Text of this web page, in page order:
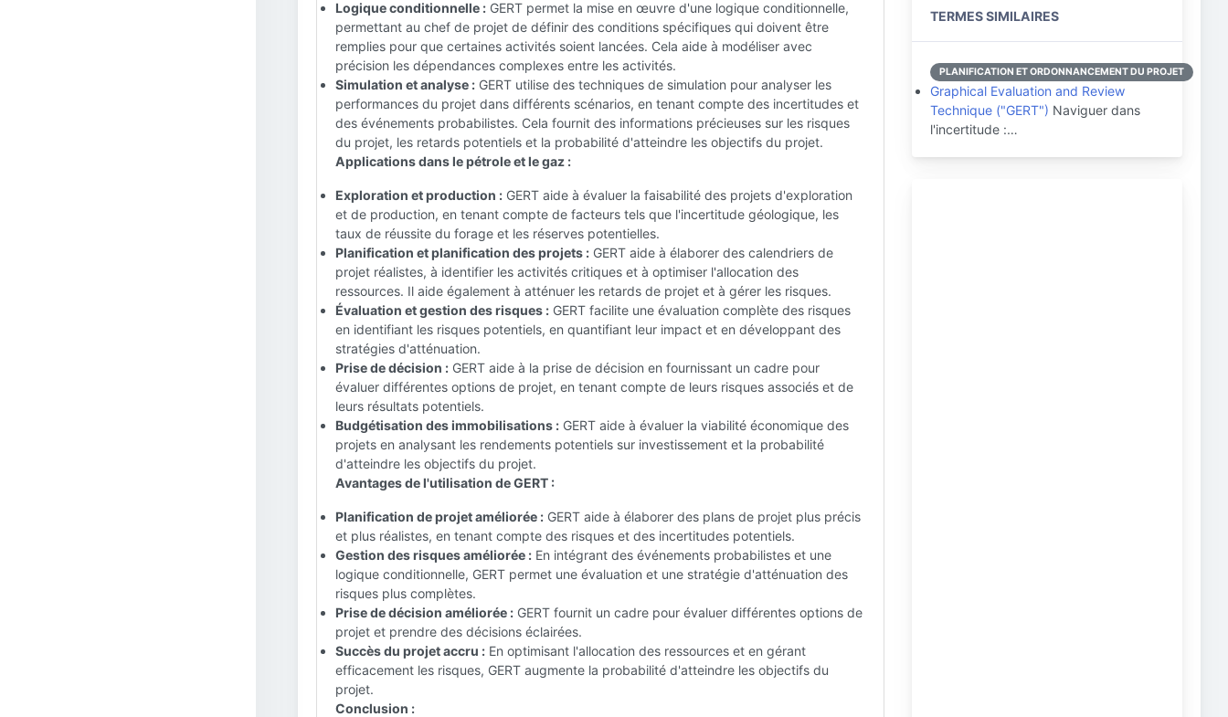
Logique conditionnelle : GERT permet la mise en œuvre d'une logique conditionnelle,
permettant au chef de projet de définir des conditions spécifiques qui doivent être
remplies pour que certaines activités soient lancées. Cela aide à modéliser avec
précision les dépendances complexes entre les activités.
Simulation et analyse : GERT utilise des techniques de simulation pour analyser les
performances du projet dans différents scénarios, en tenant compte des incertitudes et
des événements probabilistes. Cela fournit des informations précieuses sur les risques
du projet, les retards potentiels et la probabilité d'atteindre les objectifs du projet.
Applications dans le pétrole et le gaz :
Exploration et production : GERT aide à évaluer la faisabilité des projets d'exploration
et de production, en tenant compte de facteurs tels que l'incertitude géologique, les
taux de réussite du forage et les réserves potentielles.
Planification et planification des projets : GERT aide à élaborer des calendriers de
projet réalistes, à identifier les activités critiques et à optimiser l'allocation des
ressources. Il aide également à atténuer les retards de projet et à gérer les risques.
Évaluation et gestion des risques : GERT facilite une évaluation complète des risques
en identifiant les risques potentiels, en quantifiant leur impact et en développant des
stratégies d'atténuation.
Prise de décision : GERT aide à la prise de décision en fournissant un cadre pour
évaluer différentes options de projet, en tenant compte de leurs risques associés et de
leurs résultats potentiels.
Budgétisation des immobilisations : GERT aide à évaluer la viabilité économique des
projets en analysant les rendements potentiels sur investissement et la probabilité
d'atteindre les objectifs du projet.
Avantages de l'utilisation de GERT :
Planification de projet améliorée : GERT aide à élaborer des plans de projet plus précis
et plus réalistes, en tenant compte des risques et des incertitudes potentiels.
Gestion des risques améliorée : En intégrant des événements probabilistes et une
logique conditionnelle, GERT permet une évaluation et une stratégie d'atténuation des
risques plus complètes.
Prise de décision améliorée : GERT fournit un cadre pour évaluer différentes options de
projet et prendre des décisions éclairées.
Succès du projet accru : En optimisant l'allocation des ressources et en gérant
efficacement les risques, GERT augmente la probabilité d'atteindre les objectifs du
projet.
Conclusion :
TERMES SIMILAIRES
PLANIFICATION ET ORDONNANCEMENT DU PROJET
Graphical Evaluation and Review
Technique ("GERT") Naviguer dans
l'incertitude :…